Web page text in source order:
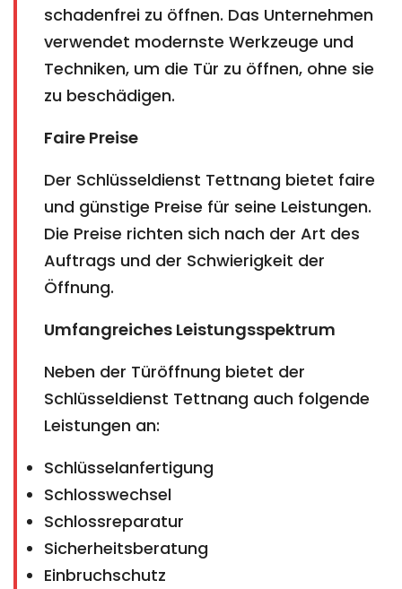
schadenfrei zu öffnen. Das Unternehmen
verwendet modernste Werkzeuge und
Techniken, um die Tür zu öffnen, ohne sie
zu beschädigen.
Faire Preise
Der Schlüsseldienst Tettnang bietet faire
und günstige Preise für seine Leistungen.
Die Preise richten sich nach der Art des
Auftrags und der Schwierigkeit der
Öffnung.
Umfangreiches Leistungsspektrum
Neben der Türöffnung bietet der
Schlüsseldienst Tettnang auch folgende
Leistungen an:
Schlüsselanfertigung
Schlosswechsel
Schlossreparatur
Sicherheitsberatung
Einbruchschutz